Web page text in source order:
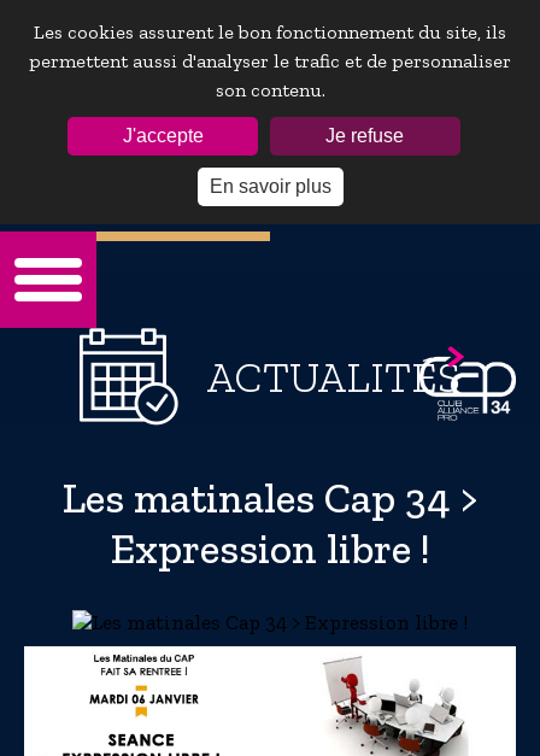
Les cookies assurent le bon fonctionnement du site, ils
permettent aussi d'analyser le trafic et de personnaliser
son contenu.
J'accepte Je refuse
En savoir plus
Mot de passe oublie ?
ACTUALITÉS
Les matinales Cap 34 >
Expression libre !